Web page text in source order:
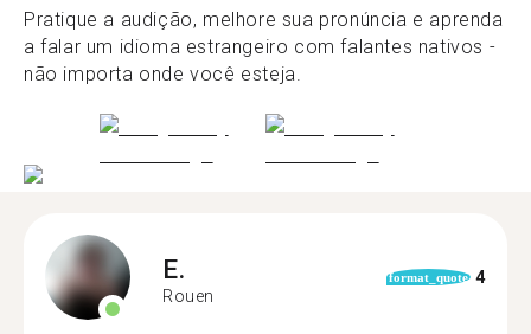
Pratique a audição, melhore sua pronúncia e aprenda
a falar um idioma estrangeiro com falantes nativos -
não importa onde você esteja.
E.
Rouen
format_quote 4